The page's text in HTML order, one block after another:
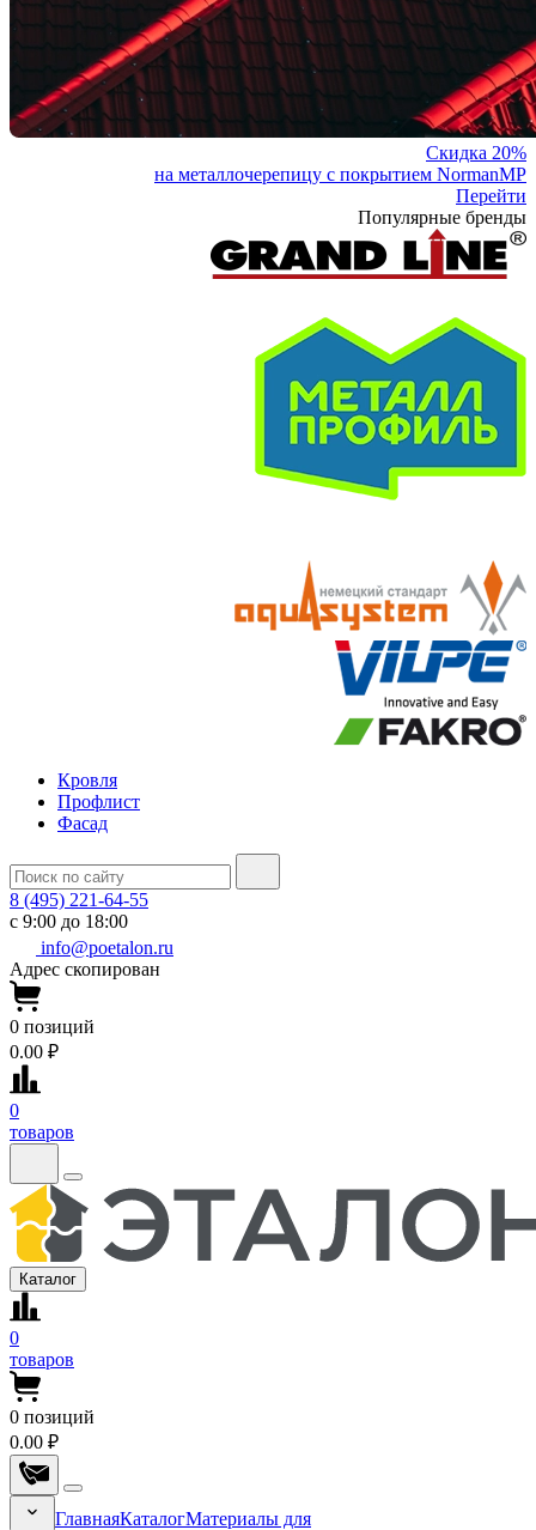
Скидка 20%
на металлочерепицу с покрытием NormanMP
Перейти
Популярные бренды
Кровля
Профлист
Фасад
8 (495) 221-64-55
с 9:00 до 18:00
info@poetalon.ru
Адрес скопирован
0 позиций
0.00 ₽
0
товаров
Каталог
0
товаров
0 позиций
0.00 ₽
ГлавнаяКаталогМатериалы для